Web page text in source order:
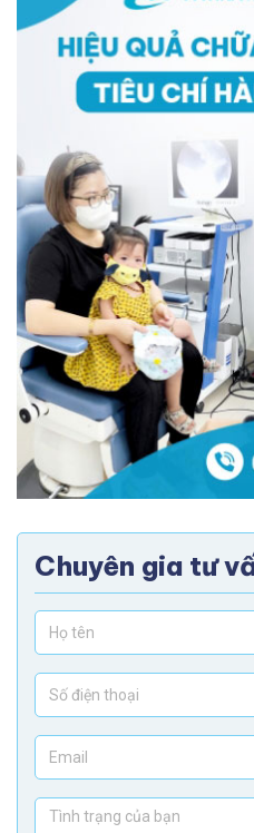
Chuyên gia tư